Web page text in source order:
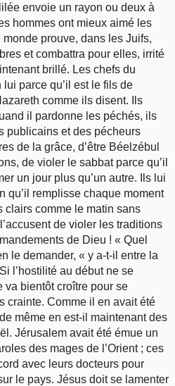
envoie un rayon ou deux à
hommes ont mieux aimé les
prouve, dans les Juifs,
et combattra pour elles, irrité
brillé. Les chefs du
parce qu’il est le fils de
comme ils disent. Ils
il pardonne les péchés, ils
publicains et des pécheurs
de la grâce, d’être Béelzébul
de violer le sabbat parce qu’il
un jour plus qu’un autre. Ils lui
qu’il remplisse chaque moment
clairs comme le matin sans
de violer les traditions
de Dieu ! « Quel
le demander, « y a-t-il entre la
l’hostilité au début ne se
va bientôt croître pour se
crainte. Comme il en avait été
même en est-il maintenant des
Jérusalem avait été émue un
des mages de l’Orient ; ces
avec leurs docteurs pour
le pays. Jésus doit se lamenter